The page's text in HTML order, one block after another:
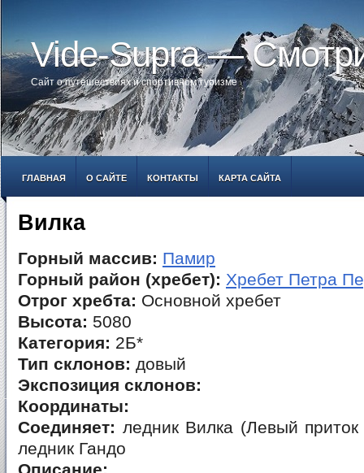
Vide-Supra —
Сайт о путешествиях и спортивном туризме
ГЛАВНАЯ О САЙТЕ КОНТАКТЫ КАРТА САЙТА
Вилка
Горный массив: Памир
Горный район (хребет): Хребет Петра
Отрог хребта: Основной хребет
Высота: 5080
Категория: 2Б*
Тип склонов: довый
Экспозиция склонов:
Координаты:
Соединяет: ледник Вилка (Левый
ледник Гандо